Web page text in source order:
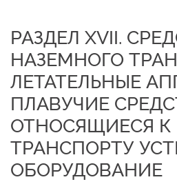
РАЗДЕЛ XVII.
НАЗЕМНОГО
ЛЕТАТЕЛЬНЫЕ
ПЛАВУЧИЕ
ОТНОСЯЩИЕСЯ К
ТРАНСПОРТУ
ОБОРУДОВАНИЕ